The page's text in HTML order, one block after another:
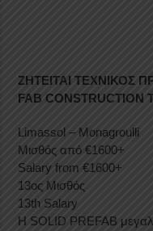
ΖΗΤΕΙΤΑΙ ΤΕΧΝΙΚΟΣ
FAB CONSTRUCTION
Limassol – Monagroulli
Μισθός από €1600+
Salary from €1600+
13ος Μισθός
13th Salary
Η SOLID PREFAB